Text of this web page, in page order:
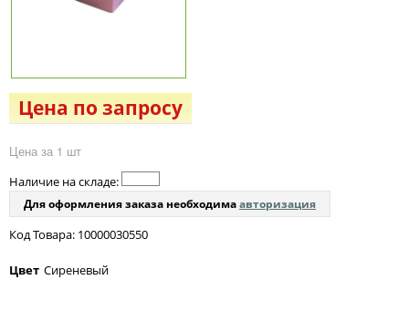
Цена по запросу
Цена за 1 шт
Наличие на складе:
Для оформления заказа необходимаавторизация
Код Товара: 10000030550
Цвет Сиреневый